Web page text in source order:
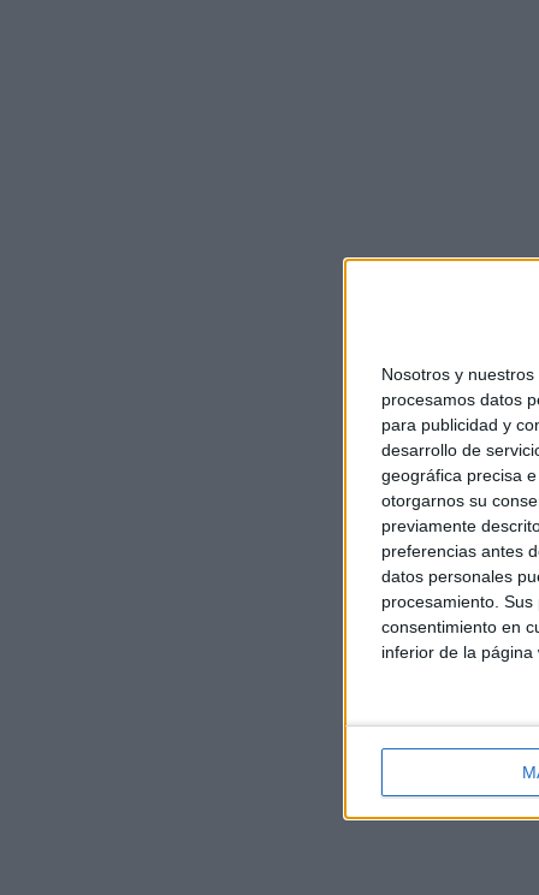
Nosotros y nuestros
procesamos datos
para publicidad y
desarrollo de
geográfica precisa
otorgarnos su
previamente
preferencias antes
datos personales
procesamiento.
consentimiento en
inferior de la página